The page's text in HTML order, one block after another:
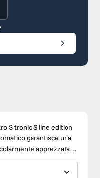
S tronic S line edition
apprezzata
costi
questa vettura